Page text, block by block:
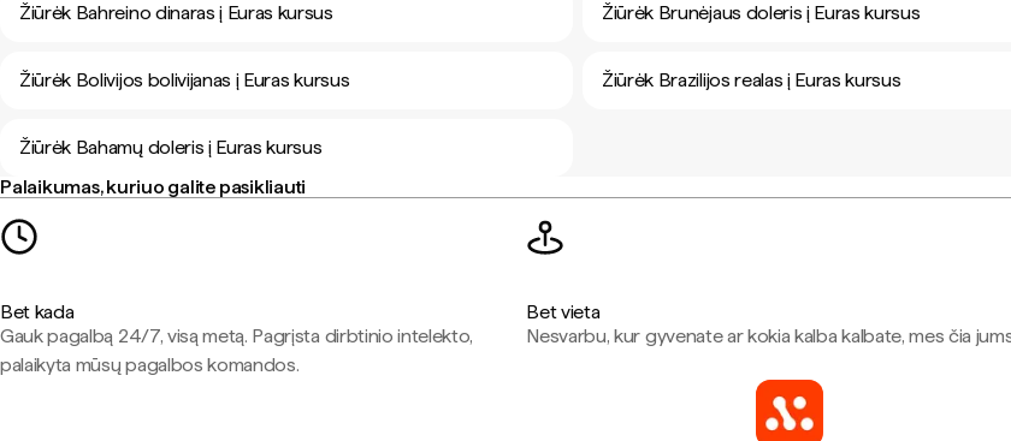
Žiūrėk Bahreino dinaras į Euras kursus Žiūrėk Brunėjaus doleris į Euras kursus
Žiūrėk Bolivijos bolivijanas į Euras kursus Žiūrėk Brazilijos realas į Euras kursus
Žiūrėk Bahamų doleris į Euras kursus
Palaikumas, kuriuo galite pasikliauti
Bet kada
Gauk pagalbą 24/7, visą metą. Pagrįsta dirbtinio intelekto,
palaikyta mūsų pagalbos komandos.
Bet vieta
Nesvarbu, kur gyvenate ar kokia kalba kalbate, mes čia